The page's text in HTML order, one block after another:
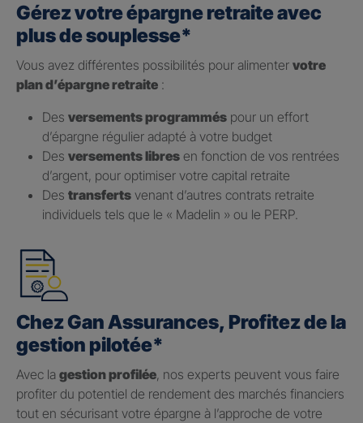
Gérez votre épargne retraite avec
plus de souplesse*
Vous avez différentes possibilités pour alimenter votre
plan d’épargne retraite :
Des versements programmés pour un effort
d’épargne régulier adapté à votre budget
Des versements libres en fonction de vos rentrées
d’argent, pour optimiser votre capital retraite
Des transferts venant d’autres contrats retraite
individuels tels que le « Madelin » ou le PERP.
Chez Gan Assurances, Profitez de la
gestion pilotée*
Avec la gestion profilée, nos experts peuvent vous faire
profiter du potentiel de rendement des marchés financiers
tout en sécurisant votre épargne à l’approche de votre